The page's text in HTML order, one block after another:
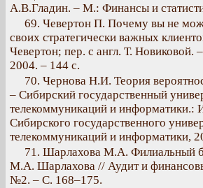
А.В.Гладин. – М.: Финансы и
69. Чевертон П. Почему вы не
своих стратегически важных
Чевертон; пер. с англ. Т.
2004. – 144 с.
70. Чернова Н.И. Теория
– Сибирский государственный
телекоммуникаций и информатики.:
Сибирского государственного
телекоммуникаций и информатики,
71. Шарлахова М.А. Филиальный
М.А. Шарлахова // Аудит и
№2. – С. 168–175.